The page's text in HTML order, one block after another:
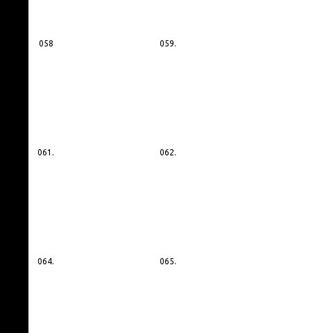
058 059.
061. 062.
064. 065.